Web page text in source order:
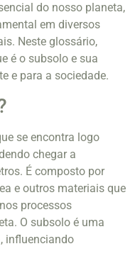
do nosso planeta,
em diversos
Neste glossário,
é o subsolo e sua
e para a sociedade.
se encontra logo
chegar a
É composto por
e outros materiais que
processos
O subsolo é uma
influenciando